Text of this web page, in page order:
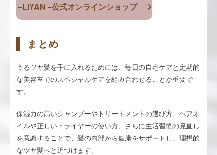
–LIYAN −公式オンラインショップ
まとめ
うるツヤ髪を手に入れるためには、毎日の自宅ケアと定期的
な美容室でのスペシャルケアを組み合わせることが重要で
す。
保湿力の高いシャンプーやトリートメントの選び方、ヘアオ
イルや正しいドライヤーの使い方、さらに生活習慣の見直し
を意識することで、髪の内部から健康をサポートし、理想的
なツヤ髪へと近づけます。